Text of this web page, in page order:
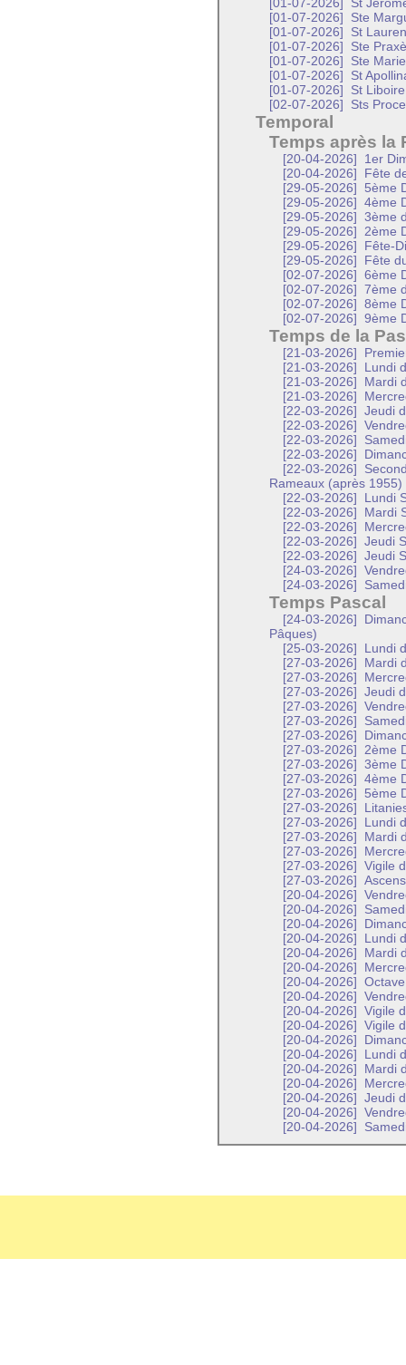
[01-07-2026]
St
[01-07-2026]
Ste
[01-07-2026]
St
[01-07-2026]
Ste
[01-07-2026]
Ste
[01-07-2026]
St
[01-07-2026]
St
[02-07-2026]
Sts
Temporal
Temps après la
[20-04-2026]
1er
[20-04-2026]
Fête
[29-05-2026]
5ème
[29-05-2026]
4ème
[29-05-2026]
3ème
[29-05-2026]
2ème
[29-05-2026]
Fête-
[29-05-2026]
Fête
[02-07-2026]
6ème
[02-07-2026]
7ème
[02-07-2026]
8ème
[02-07-2026]
9ème
Temps de la
[21-03-2026]
[21-03-2026]
Lundi
[21-03-2026]
Mardi
[21-03-2026]
[22-03-2026]
Jeudi
[22-03-2026]
[22-03-2026]
[22-03-2026]
[22-03-2026]
Rameaux (après 1955)
[22-03-2026]
Lundi
[22-03-2026]
Mardi
[22-03-2026]
[22-03-2026]
Jeudi
[22-03-2026]
Jeudi
[24-03-2026]
[24-03-2026]
Temps Pascal
[24-03-2026]
Pâques)
[25-03-2026]
Lundi
[27-03-2026]
Mardi
[27-03-2026]
[27-03-2026]
Jeudi
[27-03-2026]
[27-03-2026]
[27-03-2026]
[27-03-2026]
2ème
[27-03-2026]
3ème
[27-03-2026]
4ème
[27-03-2026]
5ème
[27-03-2026]
[27-03-2026]
Lundi
[27-03-2026]
Mardi
[27-03-2026]
[27-03-2026]
Vigile
[27-03-2026]
[20-04-2026]
[20-04-2026]
[20-04-2026]
[20-04-2026]
Lundi
[20-04-2026]
Mardi
[20-04-2026]
[20-04-2026]
[20-04-2026]
[20-04-2026]
Vigile
[20-04-2026]
Vigile
[20-04-2026]
[20-04-2026]
Lundi
[20-04-2026]
Mardi
[20-04-2026]
[20-04-2026]
Jeudi
[20-04-2026]
[20-04-2026]